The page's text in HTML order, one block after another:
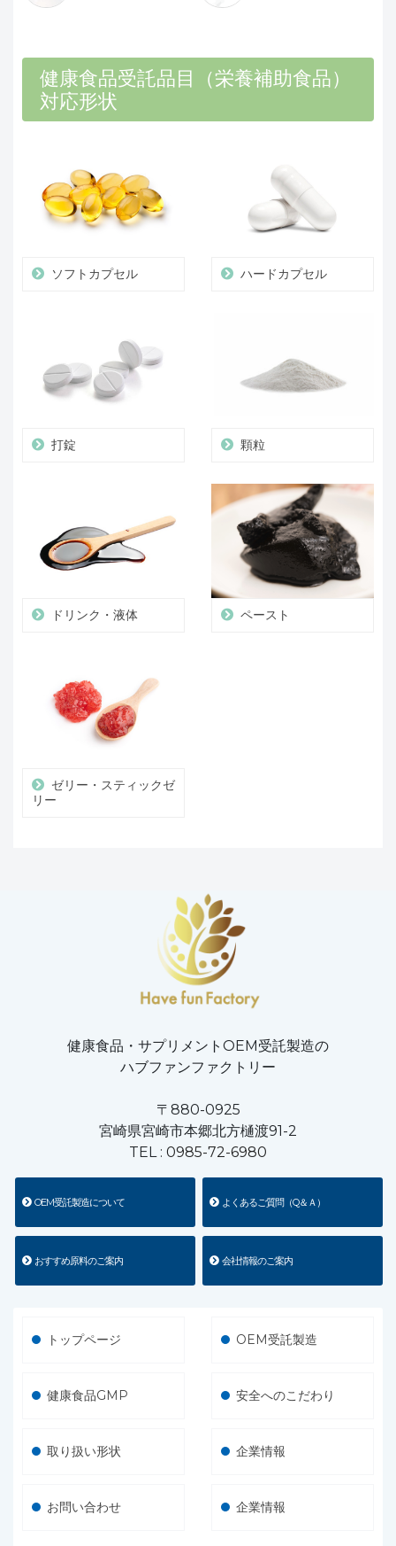
健康食品受託品目（栄養補助食品）
対応形状
ソフトカプセル ハードカプセル
打錠 顆粒
ドリンク・液体 ペースト
ゼリー・スティックゼ
リー
健康食品・サプリメントOEM受託製造の
ハブファンファクトリー
〒880-0925
宮崎県宮崎市本郷北方樋渡91-2
TEL : 0985-72-6980
OEM受託製造について よくあるご質問（Q＆Ａ）
おすすめ原料のご案内 会社情報のご案内
トップページ OEM受託製造
健康食品GMP 安全へのこだわり
取り扱い形状 企業情報
お問い合わせ 企業情報